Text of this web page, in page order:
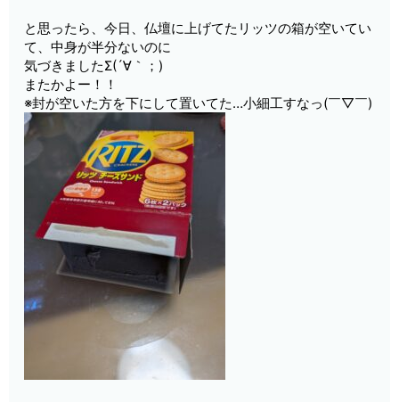
と思ったら、今日、仏壇に上げてたリッツの箱が空いてい
て、中身が半分ないのに
気づきましたΣ(´∀｀；)
またかよー！！
※封が空いた方を下にして置いてた…小細工すなっ(￣▽￣)